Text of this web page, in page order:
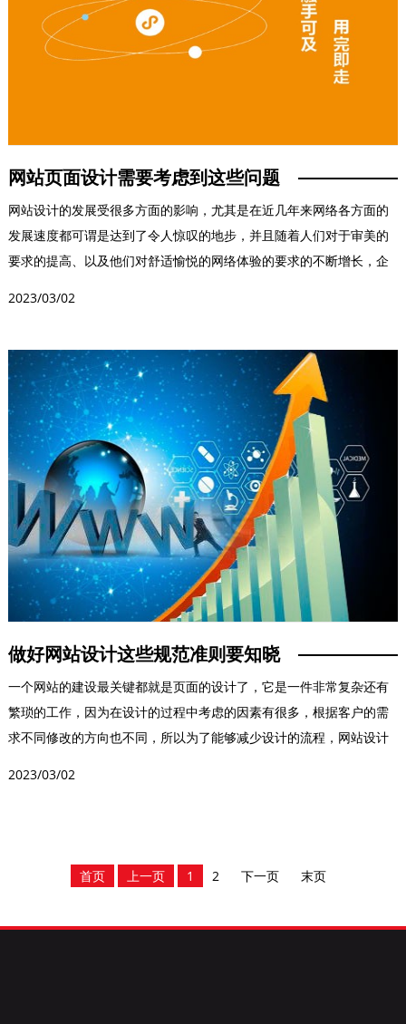
网站页面设计需要考虑到这些问题
网站设计的发展受很多方面的影响，尤其是在近几年来网络各方面的
发展速度都可谓是达到了令人惊叹的地步，并且随着人们对于审美的
要求的提高、以及他们对舒适愉悦的网络体验的要求的不断增长，企
2023/03/02
做好网站设计这些规范准则要知晓
一个网站的建设最关键都就是页面的设计了，它是一件非常复杂还有
繁琐的工作，因为在设计的过程中考虑的因素有很多，根据客户的需
求不同修改的方向也不同，所以为了能够减少设计的流程，网站设计
2023/03/02
首页 上一页 1 2 下一页 末页